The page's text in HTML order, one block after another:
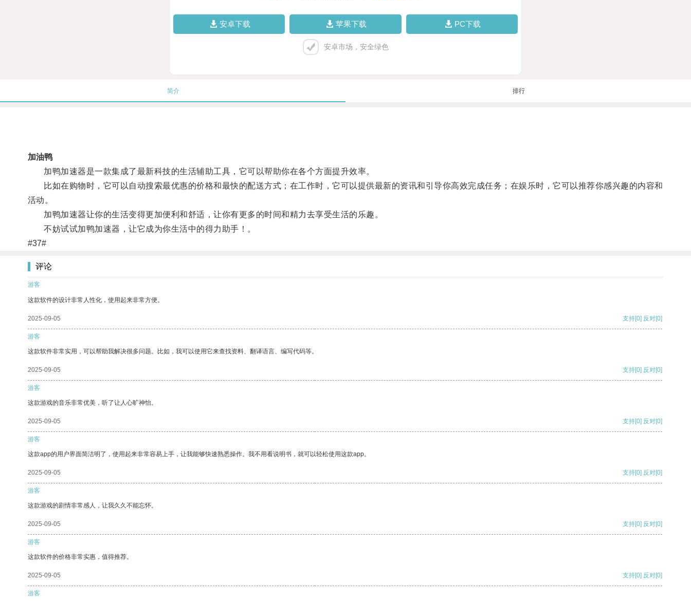
安卓下载 苹果下载 PC下载
安卓市场，安全绿色
简介 排行
加油鸭
加鸭加速器是一款集成了最新科技的生活辅助工具，它可以帮助你在各个方面提升效率。
比如在购物时，它可以自动搜索最优惠的价格和最快的配送方式；在工作时，它可以提供最新的资讯和引导你高效完成任务；在娱乐时，它可以推荐你感兴趣的内容和
活动。
加鸭加速器让你的生活变得更加便利和舒适，让你有更多的时间和精力去享受生活的乐趣。
不妨试试加鸭加速器，让它成为你生活中的得力助手！。
#37#
评论
游客
这款软件的设计非常人性化，使用起来非常方便。
2025-09-05 支持[0] 反对[0]
游客
这款软件非常实用，可以帮助我解决很多问题。比如，我可以使用它来查找资料、翻译语言、编写代码等。
2025-09-05 支持[0] 反对[0]
游客
这款游戏的音乐非常优美，听了让人心旷神怡。
2025-09-05 支持[0] 反对[0]
游客
这款app的用户界面简洁明了，使用起来非常容易上手，让我能够快速熟悉操作。我不用看说明书，就可以轻松使用这款app。
2025-09-05 支持[0] 反对[0]
游客
这款游戏的剧情非常感人，让我久久不能忘怀。
2025-09-05 支持[0] 反对[0]
游客
这款软件的价格非常实惠，值得推荐。
2025-09-05 支持[0] 反对[0]
游客